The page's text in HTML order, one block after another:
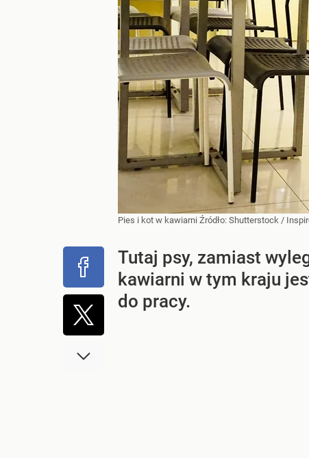
Pies i kot w kawiarni Źródło: Shutterstock /
Tutaj psy, zamiast
kawiarni w tym kraju
do pracy.